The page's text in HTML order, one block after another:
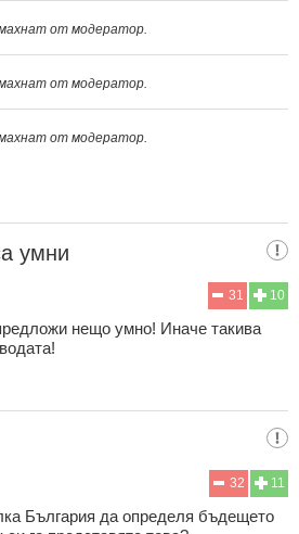
от модератор.
от модератор.
от модератор.
умни
10
31
нещо умно! Иначе такива
11
32
България да определя бъдещето